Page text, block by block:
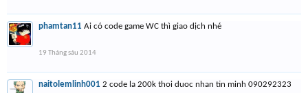
phamtan11 Ai có code game WC thì giao dịch nhé
19 Tháng sáu 2014
naitolemlinh001 2 code la 200k thoi duoc nhan tin minh 090292323